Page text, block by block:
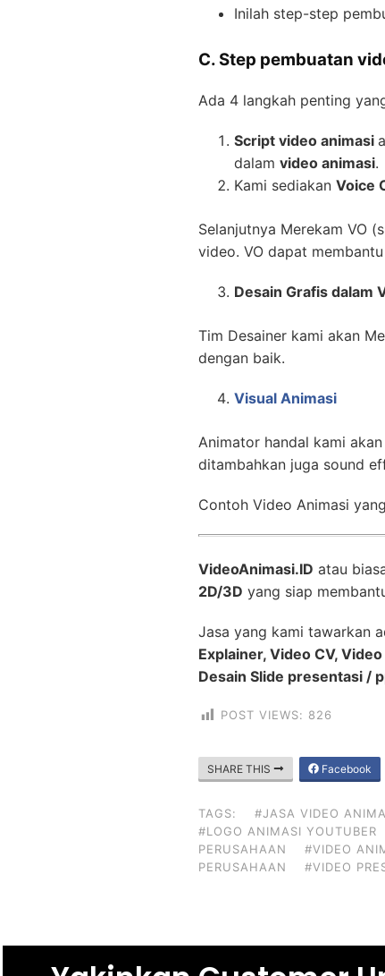
Inilah step-step
C. Step pembuatan
Ada 4 langkah penting
Script video animasi
dalam video animasi.
Kami sediakan Voice
Selanjutnya Merekam VO
video. VO dapat
Desain Grafis dalam
Tim Desainer kami akan
dengan baik.
Visual Animasi
Animator handal kami
ditambahkan juga sound
Contoh Video Animasi
VideoAnimasi.ID atau
2D/3D yang siap
Jasa yang kami tawarkan
Explainer, Video CV,
Desain Slide presentasi /
POST VIEWS: 826
SHARE THIS Facebook
TAGS: #JASA VIDEO
#LOGO ANIMASI YOUTUBER
PERUSAHAAN
#VIDEO
PERUSAHAAN
#VIDEO